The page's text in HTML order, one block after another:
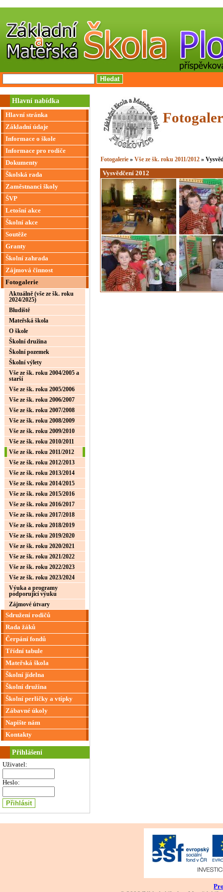
Hlavní nabídka
Hlavní stránka
Základní údaje
Informace o škole
Informace pro rodiče
Dokumenty
Školská rada
Zaměstnanci školy
ŠVP
Letošní akce
Školní akce
Soutěže
Granty
Školní zahrada
Zájmová činnost
Fotogalerie
Aktuálně (vše ze šk. roku
2024/2025)
Bludiště
Mateřská škola
O škole
Školní družina
Školní pozemek
Školní výlety
Vše ze šk. roku 2004/2005 a
starší
Vše ze šk. roku 2005/2006
Vše ze šk. roku 2006/2007
Vše ze šk. roku 2007/2008
Vše ze šk. roku 2008/2009
Vše ze šk. roku 2009/2010
Vše ze šk. roku 2010/2011
Vše ze šk. roku 2011/2012
Vše ze šk. roku 2012/2013
Vše ze šk. roku 2013/2014
Vše ze šk. roku 2014/2015
Vše ze šk. roku 2015/2016
Vše ze šk. roku 2016/2017
Vše ze šk. roku 2017/2018
Vše ze šk. roku 2018/2019
Vše ze šk. roku 2019/2020
Vše ze šk. roku 2020/2021
Vše ze šk. roku 2021/2022
Vše ze šk. roku 2022/2023
Vše ze šk. roku 2023/2024
Výuka a programy
podporující výuku
Zájmové útvary
Sdružení rodičů
Rada žáků
Čerpání fondů
Třídní tabule
Mateřská škola
Školní jídelna
Školní družina
Školní perličky a vtípky
Zábavné úkoly
Napište nám
Kontakty
Přihlášení
Uživatel:
Heslo:
Fotogalerie »Vše ze šk. roku 2011/2012 »
Vysvědčení 2012